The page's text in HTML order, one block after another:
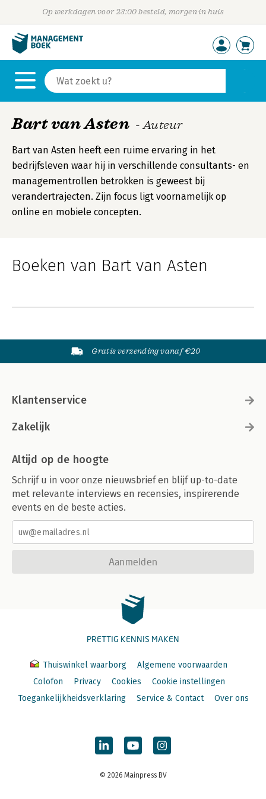
Op werkdagen voor 23:00 besteld, morgen in huis
Bart van Asten - Auteur
Bart van Asten heeft een ruime ervaring in het
bedrijfsleven waar hij in verschillende consultants- en
managementrollen betrokken is geweest bij
verandertrajecten. Zijn focus ligt voornamelijk op
online en mobiele concepten.
Boeken van Bart van Asten
Gratis verzending vanaf €20
Klantenservice
Zakelijk
Altijd op de hoogte
Schrijf u in voor onze nieuwsbrief en blijf up-to-date
met relevante interviews en recensies, inspirerende
events en de beste acties.
Aanmelden
PRETTIG KENNIS MAKEN
Thuiswinkel waarborg
Algemene voorwaarden
Colofon
Privacy Cookies
Cookie instellingen
Toegankelijkheidsverklaring
Service & Contact Over ons
© 2026 Mainpress BV